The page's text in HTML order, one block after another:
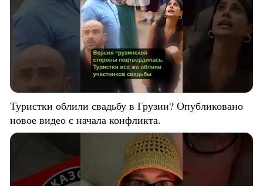
Туристки облили свадьбу в Грузии? Опубликовано
новое видео с начала конфликта.